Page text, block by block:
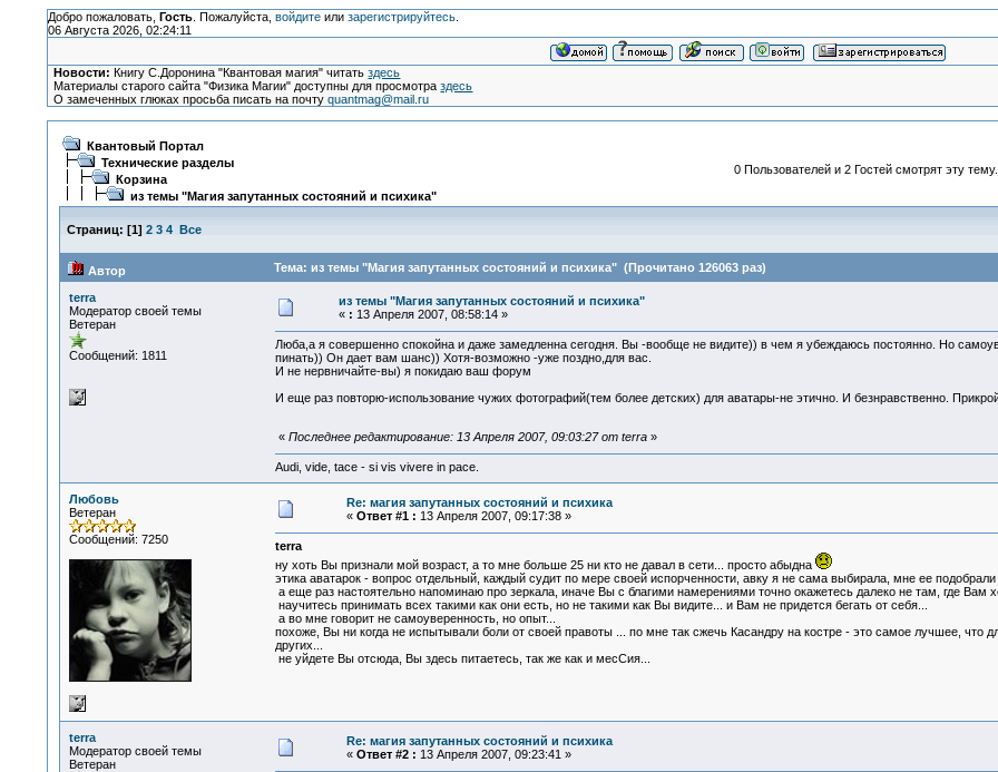
Добро пожаловать, Гость. Пожалуйста, войдитеили зарегистрируйтесь.
06 Августа 2026, 02:24:11
Новости: Книгу С.Доронина "Квантовая магия" читатьздесь
Материалы старого сайта "Физика Магии" доступны для просмотраздесь
О замеченных глюках просьба писать на почтуquantmag@mail.ru
Квантовый Портал
Технические разделы
Корзина
из темы "Магия запутанных состояний и психика"
0 Пользователей и 2 Гостей смотрят эту тему.
Страниц: [1] 2 3 4 Все
Автор Тема: из темы "Магия запутанных состояний и психика" (Прочитано 126063 раз)
terra
Модератор своей темы
Ветеран
Сообщений: 1811
из темы "Магия запутанных состояний и психика"
« : 13 Апреля 2007, 08:58:14 »
Люба,а я совершенно спокойна и даже замедленна сегодня. Вы -вообще не видите)) в чем я убеждаюсь постоянно. Но
пинать)) Он дает вам шанс)) Хотя-возможно -уже поздно,для вас.
И не нервничайте-вы) я покидаю ваш форум
И еще раз повторю-использование чужих фотографий(тем более детских) для аватары-не этично. И безнравственно.
« Последнее редактирование: 13 Апреля 2007, 09:03:27 от terra»
Audi, vide, tace - si vis vivere in pace.
Любовь
Ветеран
Сообщений: 7250
Re: магия запутанных состояний и психика
« Ответ #1 : 13 Апреля 2007, 09:17:38 »
terra
ну хоть Вы признали мой возраст, а то мне больше 25 ни кто не давал в сети... просто абыдна
этика аватарок - вопрос отдельный, каждый судит по мере своей испорченности, авку я не сама выбирала, мне ее
а еще раз настоятельно напоминаю про зеркала, иначе Вы с благими намерениями точно окажетесь далеко не там, где Вам
научитесь принимать всех такими как они есть, но не такими как Вы видите... и Вам не придется бегать от себя...
а во мне говорит не самоуверенность, но опыт...
похоже, Вы ни когда не испытывали боли от своей правоты ... по мне так сжечь Касандру на костре - это самое лучшее, что
других...
не уйдете Вы отсюда, Вы здесь питаетесь, так же как и месСия...
terra
Модератор своей темы
Ветеран
Re: магия запутанных состояний и психика
« Ответ #2 : 13 Апреля 2007, 09:23:41 »